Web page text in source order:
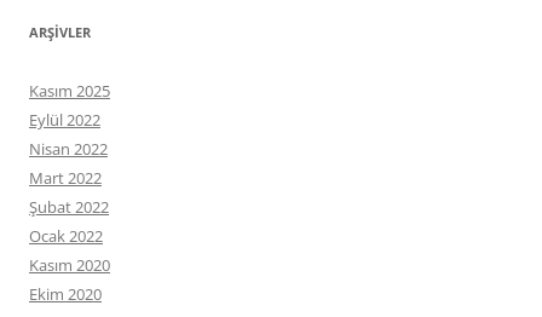
ARŞIVLER
Kasım 2025
Eylül 2022
Nisan 2022
Mart 2022
Şubat 2022
Ocak 2022
Kasım 2020
Ekim 2020